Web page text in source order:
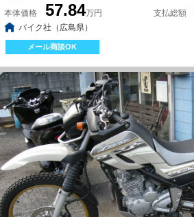
本体価格 57.84万円 支払総額
バイク社（広島県）
メール商談OK